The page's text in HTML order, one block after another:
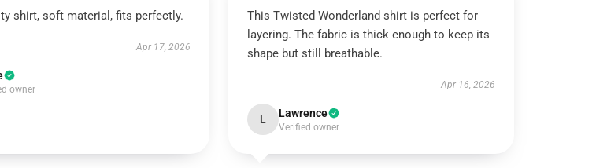
shirt, soft material, fits perfectly.
Apr 17, 2026
owner
This Twisted Wonderland shirt is perfect for
layering. The fabric is thick enough to keep its
shape but still breathable.
Apr 16, 2026
L Lawrence
Verified owner